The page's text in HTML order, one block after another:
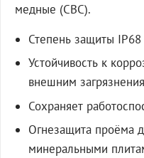
медные (СВС).
Степень защиты IP68
Устойчивость к
внешним
Сохраняет
Огнезащита проёма
минеральными